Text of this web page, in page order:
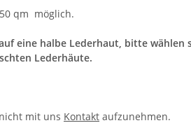
qm möglich.
eine halbe Lederhaut, bitte wählen
Lederhäute.
mit uns Kontakt aufzunehmen.